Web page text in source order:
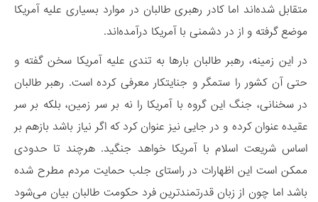
متقابل شده‌اند اما کادر رهبری طالبان در موارد بسیاری علیه آمریکا
موضع گرفته و از در دشمنی با آمریکا درآمده‌اند.
در این زمینه، رهبر طالبان بارها به تندی علیه آمریکا سخن گفته و
حتی آن کشور را ستمگر و جنایتکار معرفی کرده است. رهبر طالبان
در سخنانی، جنگ این گروه با آمریکا را نه بر سر زمین، بلکه بر سر
عقیده عنوان کرده و در جایی نیز عنوان کرد که اگر نیاز باشد بازهم بر
اساس شریعت اسلام با آمریکا خواهد جنگید. هرچند تا حدودی
ممکن است این اظهارات در راستای جلب حمایت مردم مطرح شده
باشد اما چون از زبان قدرتمندترین فرد حکومت طالبان بیان می‌شود